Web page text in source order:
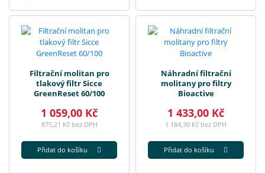
Filtrační molitan pro
tlakový filtr Sicce
GreenReset 60/100
1 059,00 Kč
875,21 Kč bez DPH
Přidat do košíku
Náhradní filtrační
molitany pro filtry
Bioactive
1 433,00 Kč
1 184,30 Kč bez DPH
Přidat do košíku